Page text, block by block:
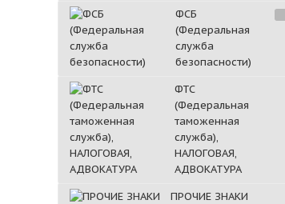
ФСБ
(Федеральная
служба
безопасности)
ФТС
(Федеральная
таможенная
служба),
НАЛОГОВАЯ,
АДВОКАТУРА
ПРОЧИЕ ЗНАКИ